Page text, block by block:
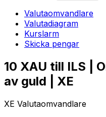
Valutaomvandlare
Valutadiagram
Kurslarm
Skicka pengar
10 XAU till ILS |
av guld | XE
XE Valutaomvandlare